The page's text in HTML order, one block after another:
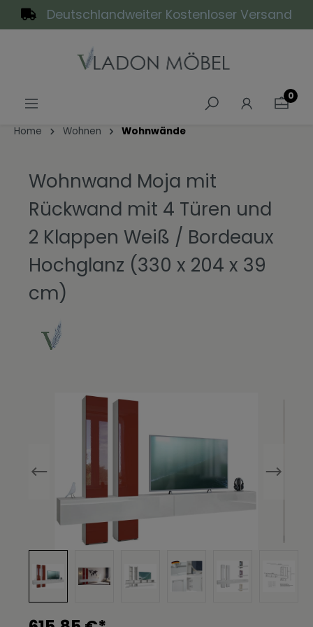
springenDeutschlandweiter Kostenloser Versand
0
Home Wohnen Wohnwände
Wohnwand Moja mit
Rückwand mit 4 Türen und
2 Klappen Weiß / Bordeaux
Hochglanz (330 x 204 x 39
cm)
Bildergalerie überspringen